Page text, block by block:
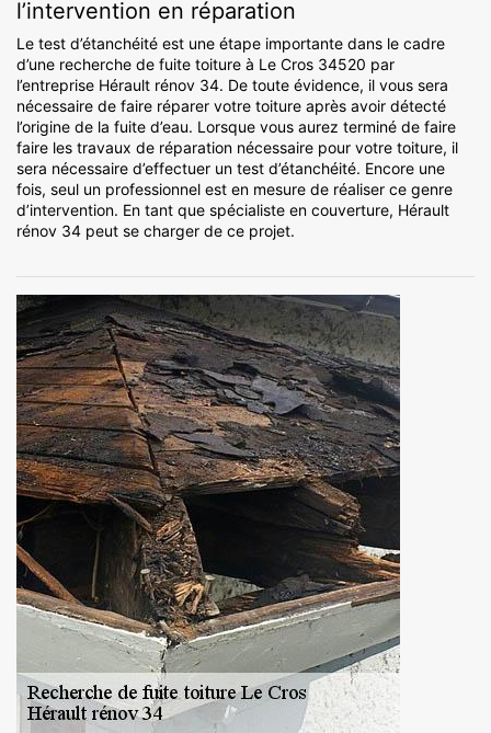
l’intervention en réparation
Le test d’étanchéité est une étape importante dans le cadre
d’une recherche de fuite toiture à Le Cros 34520 par
l’entreprise Hérault rénov 34. De toute évidence, il vous sera
nécessaire de faire réparer votre toiture après avoir détecté
l’origine de la fuite d’eau. Lorsque vous aurez terminé de faire
faire les travaux de réparation nécessaire pour votre toiture, il
sera nécessaire d’effectuer un test d’étanchéité. Encore une
fois, seul un professionnel est en mesure de réaliser ce genre
d’intervention. En tant que spécialiste en couverture, Hérault
rénov 34 peut se charger de ce projet.